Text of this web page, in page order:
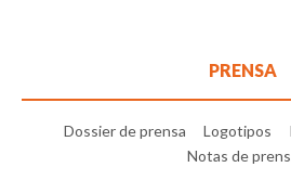
PRENSA
Dossier de prensa Logotipos
Notas de